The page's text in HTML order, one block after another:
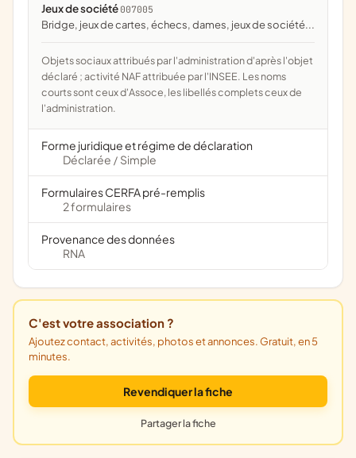
Jeux de société 007005
bridge, jeux de cartes, échecs, dames, jeux de société...
Objets sociaux attribués par l'administration d'après l'objet
déclaré ; activité NAF attribuée par l'INSEE. Les noms
courts sont ceux d'Assoce, les libellés complets ceux de
l'administration.
Forme juridique et régime de déclaration
Déclarée / Simple
Formulaires CERFA pré-remplis
2 formulaires
Provenance des données
RNA
C'est votre association ?
Ajoutez contact, activités, photos et annonces. Gratuit, en 5
minutes.
Revendiquer la fiche
Partager la fiche